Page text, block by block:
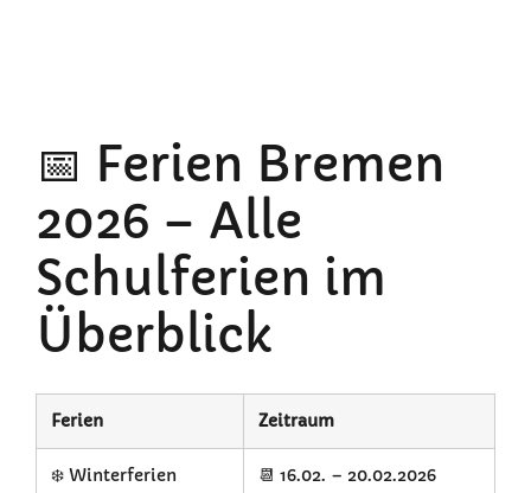
📅 Ferien Bremen
2026 – Alle
Schulferien im
Überblick
Ferien Zeitraum
❄️ Winterferien 📆 16.02. – 20.02.2026